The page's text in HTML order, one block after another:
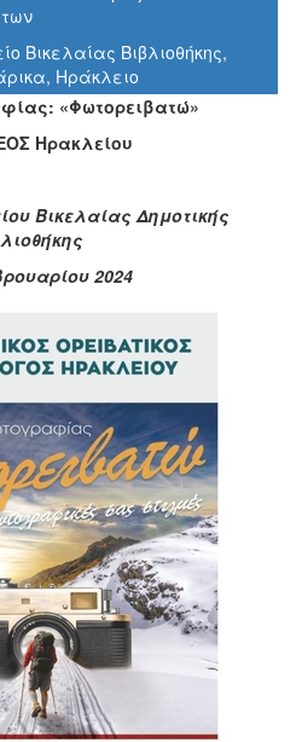
Βικελαίας Βιβλιοθήκης,
Ηράκλειο
«Φωτορειβατώ»
Ηρακλείου
Βικελαίας Δημοτικής
2024